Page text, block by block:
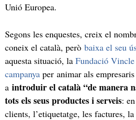
Unió Europea.
Segons les enquestes, creix el
coneix el català, però baixa el seu
aquesta situació, la Fundació
campanya per animar als
a introduir el català “de manera
tots els seus productes i serveis:
clients, l’etiquetatge, les factures,